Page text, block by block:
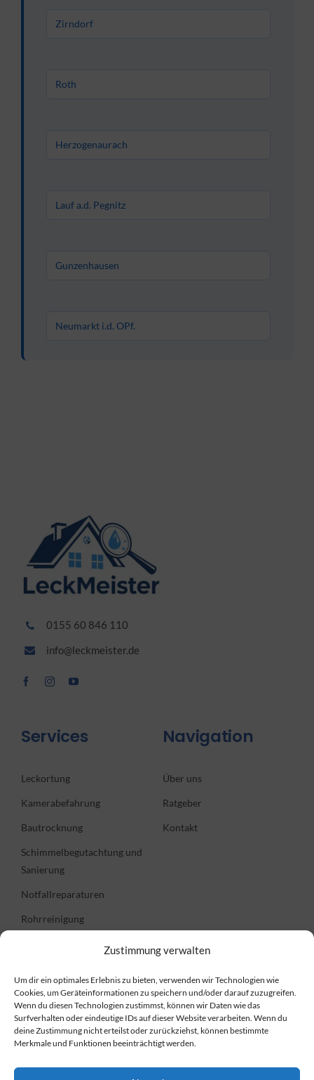
Zustimmung verwalten
Um dir ein optimales Erlebnis zu bieten, verwenden wir Technologien wie
Cookies, um Geräteinformationen zu speichern und/oder darauf zuzugreifen.
Wenn du diesen Technologien zustimmst, können wir Daten wie das
Surfverhalten oder eindeutige IDs auf dieser Website verarbeiten. Wenn du
deine Zustimmung nicht erteilst oder zurückziehst, können bestimmte
Merkmale und Funktionen beeinträchtigt werden.
Zirndorf
Roth
Herzogenaurach
Lauf a.d. Pegnitz
Gunzenhausen
Neumarkt i.d. OPf.
0155 60 846 110
info@leckmeister.de
Services
Leckortung
Kamerabefahrung
Bautrocknung
Schimmelbegutachtung und
Sanierung
Notfallreparaturen
Rohrreinigung
Navigation
Über uns
Ratgeber
Kontakt
Informationen
FAQ
Preise